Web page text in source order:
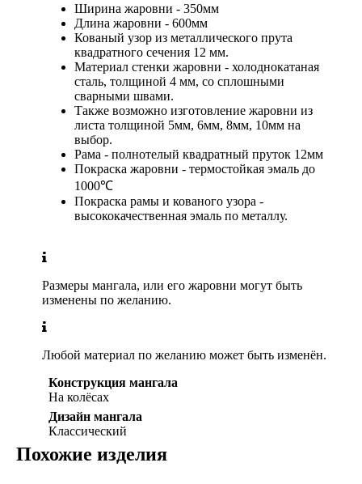
Ширина жаровни - 350мм
Длина жаровни - 600мм
Кованый узор из металлического прута
квадратного сечения 12 мм.
Материал стенки жаровни - холоднокатаная
сталь, толщиной 4 мм, со сплошными
сварными швами.
Также возможно изготовление жаровни из
листа толщиной 5мм, 6мм, 8мм, 10мм на
выбор.
Рама - полнотелый квадратный пруток 12мм
Покраска жаровни - термостойкая эмаль до
1000℃
Покраска рамы и кованого узора -
высококачественная эмаль по металлу.
Размеры мангала, или его жаровни могут быть
изменены по желанию.
Любой материал по желанию может быть изменён.
Конструкция мангала
На колёсах
Дизайн мангала
Классический
Похожие изделия